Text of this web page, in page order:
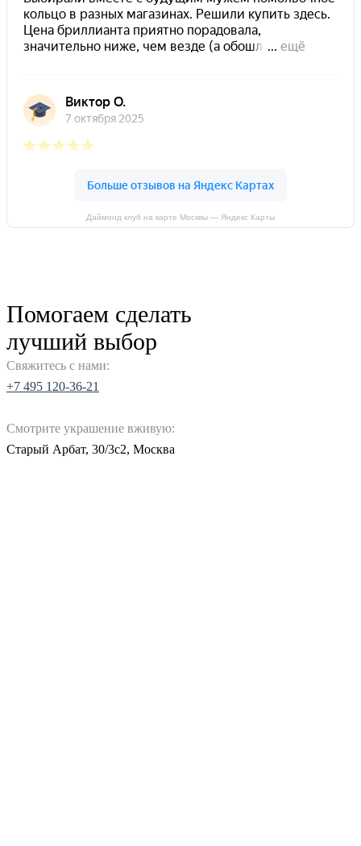
Даймонд клуб на карте Москвы — Яндекс Карты
Помогаем сделать
лучший выбор
Свяжитесь с нами:
+7 495 120-36-21
Смотрите украшение вживую:
Старый Арбат, 30/3с2, Москва